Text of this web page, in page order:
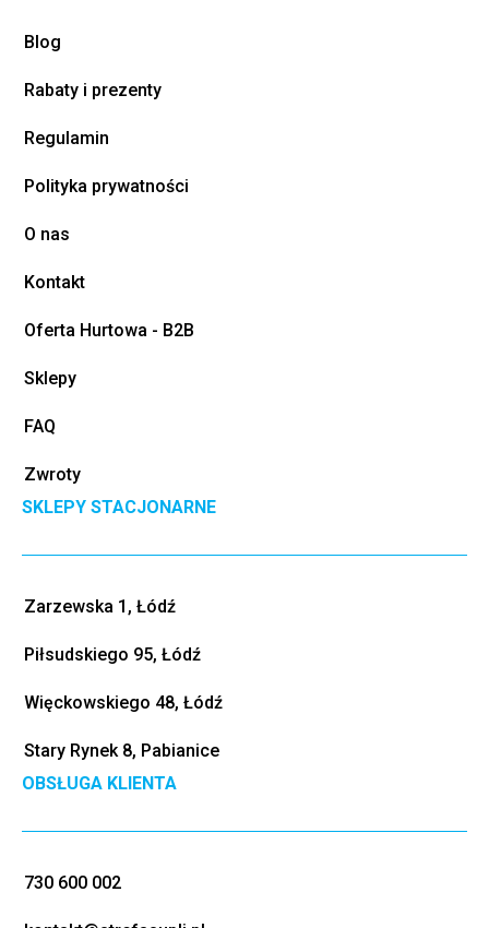
Blog
Rabaty i prezenty
Regulamin
Polityka prywatności
O nas
Kontakt
Oferta Hurtowa - B2B
Sklepy
FAQ
Zwroty
SKLEPY STACJONARNE
Zarzewska 1, Łódź
Piłsudskiego 95, Łódź
Więckowskiego 48, Łódź
Stary Rynek 8, Pabianice
OBSŁUGA KLIENTA
730 600 002